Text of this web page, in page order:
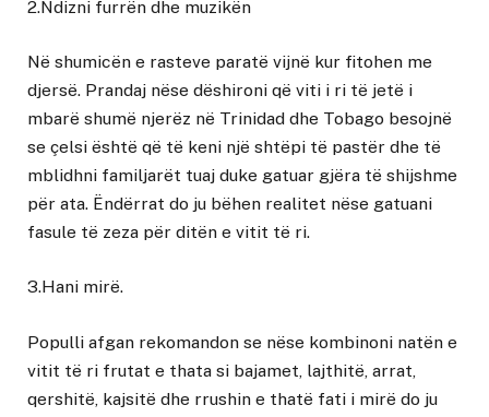
2.Ndizni furrën dhe muzikën
Në shumicën e rasteve paratë vijnë kur fitohen me
djersë. Prandaj nëse dëshironi që viti i ri të jetë i
mbarë shumë njerëz në Trinidad dhe Tobago besojnë
se çelsi është që të keni një shtëpi të pastër dhe të
mblidhni familjarët tuaj duke gatuar gjëra të shijshme
për ata. Ëndërrat do ju bëhen realitet nëse gatuani
fasule të zeza për ditën e vitit të ri.
3.Hani mirë.
Populli afgan rekomandon se nëse kombinoni natën e
vitit të ri frutat e thata si bajamet, lajthitë, arrat,
qershitë, kajsitë dhe rrushin e thatë fati i mirë do ju